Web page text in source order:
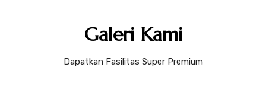
Galeri Kami
Dapatkan Fasilitas Super Premium